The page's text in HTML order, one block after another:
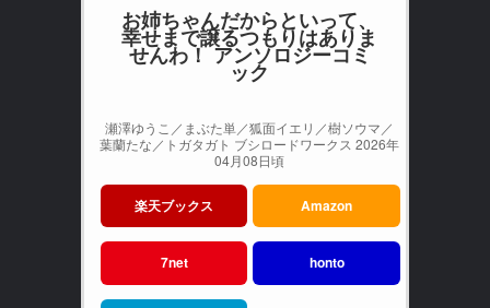
お姉ちゃんだからといって、
幸せまで譲るつもりはありま
せんわ！ アンソロジーコミ
ック
瀬澤ゆうこ／まぶた単／狐面イエリ／樹ソウマ／
葉蘭たな／トガタガト ブシロードワークス 2026年
04月08日頃
楽天ブックス Amazon
7net honto